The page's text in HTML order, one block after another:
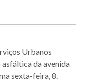
Urbanos
da avenida
sexta-feira, 8.